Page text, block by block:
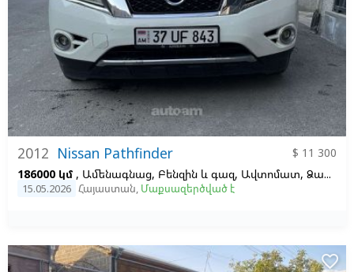
2012 Nissan Pathfinder
$ 11 300
186000 կմ , Ամենագնաց, Բենզին և գազ, Ավտոմատ, Ձախ,
15.05.2026 Հայաստան, Մաքսազերծված է
favorite_border